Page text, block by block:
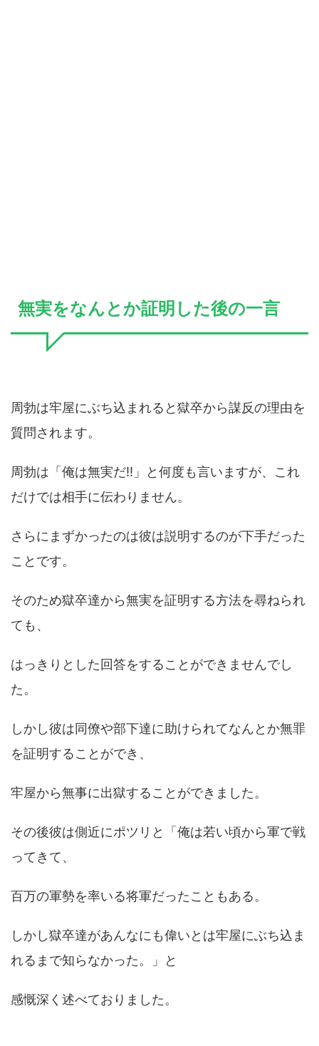
無実をなんとか証明した後の一言
周勃は牢屋にぶち込まれると獄卒から謀反の理由を
質問されます。
周勃は「俺は無実だ!!」と何度も言いますが、これ
だけでは相手に伝わりません。
さらにまずかったのは彼は説明するのが下手だった
ことです。
そのため獄卒達から無実を証明する方法を尋ねられ
ても、
はっきりとした回答をすることができませんでし
た。
しかし彼は同僚や部下達に助けられてなんとか無罪
を証明することができ、
牢屋から無事に出獄することができました。
その後彼は側近にポツリと「俺は若い頃から軍で戦
ってきて、
百万の軍勢を率いる将軍だったこともある。
しかし獄卒達があんなにも偉いとは牢屋にぶち込ま
れるまで知らなかった。」と
感慨深く述べておりました。